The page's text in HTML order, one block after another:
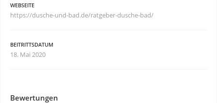
WEBSEITE
https://dusche-und-bad.de/ratgeber-dusche-bad/
BEITRITTSDATUM
18. Mai 2020
Bewertungen